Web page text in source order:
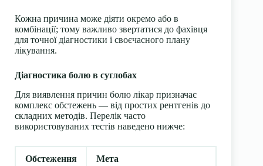
Кожна причина може діяти окремо або в
комбінації; тому важливо звертатися до фахівця
для точної діагностики і своєчасного плану
лікування.
Діагностика болю в суглобах
Для виявлення причин болю лікар призначає
комплекс обстежень — від простих рентгенів до
складних методів. Перелік часто
використовуваних тестів наведено нижче:
Обстеження Мета